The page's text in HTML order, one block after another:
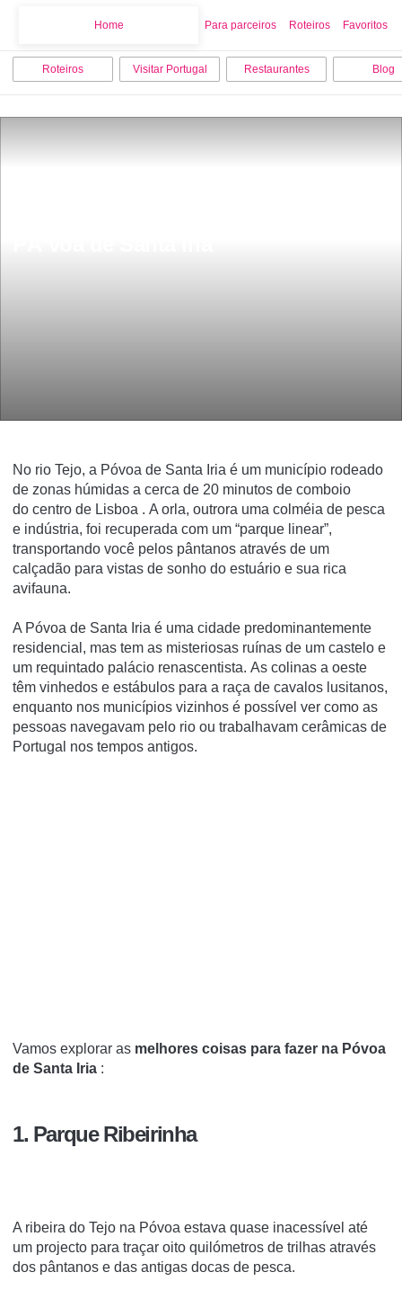
Home Para parceiros Roteiros Favoritos
Roteiros Visitar Portugal Restaurantes Blog
No rio Tejo, a Póvoa de Santa Iria é um município rodeado
de zonas húmidas a cerca de 20 minutos de comboio
do centro de Lisboa . A orla, outrora uma colméia de pesca
e indústria, foi recuperada com um “parque linear”,
transportando você pelos pântanos através de um
calçadão para vistas de sonho do estuário e sua rica
avifauna.
A Póvoa de Santa Iria é uma cidade predominantemente
residencial, mas tem as misteriosas ruínas de um castelo e
um requintado palácio renascentista. As colinas a oeste
têm vinhedos e estábulos para a raça de cavalos lusitanos,
enquanto nos municípios vizinhos é possível ver como as
pessoas navegavam pelo rio ou trabalhavam cerâmicas de
Portugal nos tempos antigos.
Vamos explorar as melhores coisas para fazer na Póvoa
de Santa Iria :
1. Parque Ribeirinha
A ribeira do Tejo na Póvoa estava quase inacessível até
um projecto para traçar oito quilómetros de trilhas através
dos pântanos e das antigas docas de pesca.